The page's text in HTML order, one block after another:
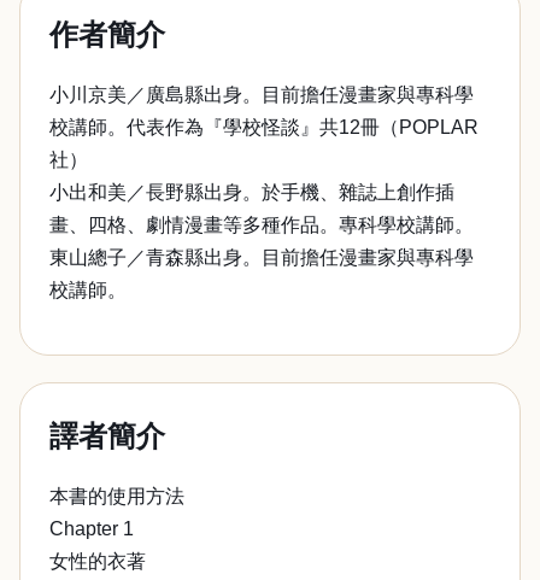
作者簡介
小川京美／廣島縣出身。目前擔任漫畫家與專科學
校講師。代表作為『學校怪談』共12冊（POPLAR
社）
小出和美／長野縣出身。於手機、雜誌上創作插
畫、四格、劇情漫畫等多種作品。專科學校講師。
東山總子／青森縣出身。目前擔任漫畫家與專科學
校講師。
譯者簡介
本書的使用方法
Chapter 1
女性的衣著